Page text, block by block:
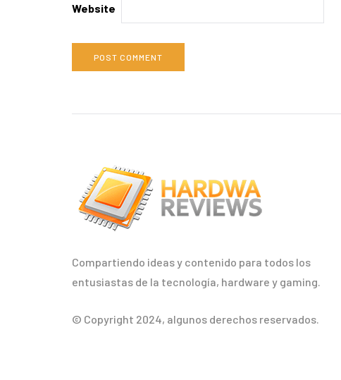
Website
Compartiendo ideas y contenido para todos los
entusiastas de la tecnología, hardware y gaming.
© Copyright 2024, algunos derechos reservados.